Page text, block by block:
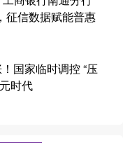
征信数据赋能普惠
国家临时调控 “压
时代